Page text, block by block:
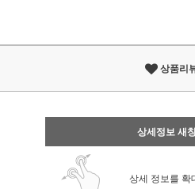
상품리
상세정보 새
상세 정보를 확